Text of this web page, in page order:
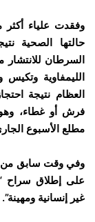
وفقدت علياء
حالتها الصحية
السرطان
الليمفاوية
العظام نتيجة
فرش أو غطاء،
مطلع الأسبوع
وفي وقت سابق من
على إطلاق سراح
غير إنسانية ومهينة”.